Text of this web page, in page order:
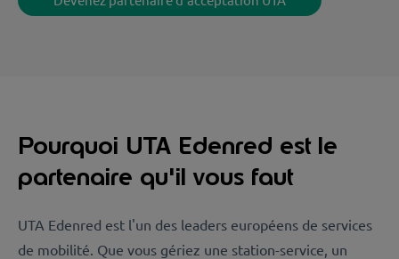
Pourquoi UTA Edenred est le
partenaire qu'il vous faut
UTA Edenred est l'un des leaders européens de services
de mobilité. Que vous gériez une station-service, un